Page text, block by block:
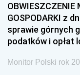
OBWIESZCZENIE
GOSPODARKI z
sprawie górnych
podatków i opłat
Monitor Polski rok